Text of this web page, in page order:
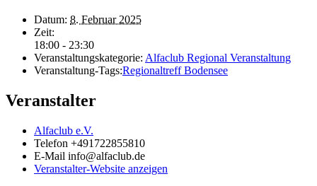
Datum: 8. Februar 2025
Zeit:
18:00 - 23:30
Veranstaltungskategorie: Alfaclub Regional Veranstaltung
Veranstaltung-Tags:Regionaltreff Bodensee
Veranstalter
Alfaclub e.V.
Telefon +491722855810
E-Mail info@alfaclub.de
Veranstalter-Website anzeigen